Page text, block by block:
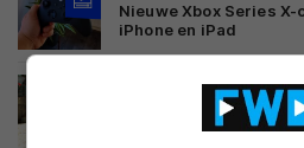
Nieuwe Xbox Series
iPhone en iPad
05 FEBRUARI 2015
Een Playstation 3
Android tablet: zo